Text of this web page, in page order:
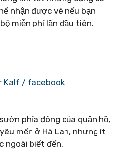
nhận được vé nếu bạn
miễn phí lần đầu tiên.
Kalf / facebook
phía đông của quận hồ,
mến ở Hà Lan, nhưng ít
ngoài biết đến.